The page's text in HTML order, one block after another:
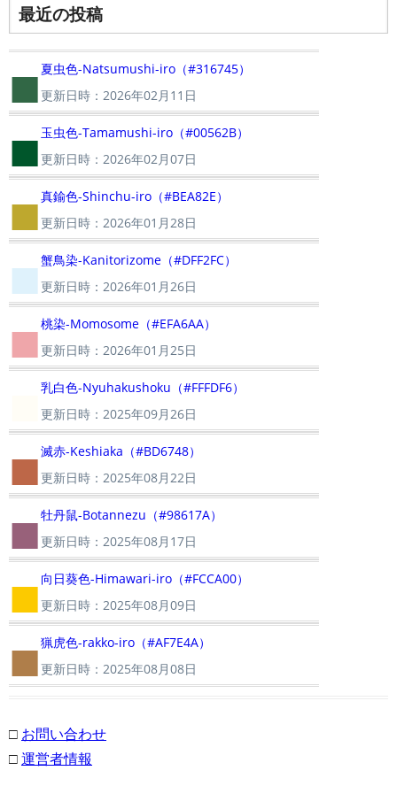
最近の投稿
■ 夏虫色-Natsumushi-iro（#316745）
更新日時：2026年02月11日
■ 玉虫色-Tamamushi-iro（#00562B）
更新日時：2026年02月07日
■真鍮色-Shinchu-iro（#BEA82E）
更新日時：2026年01月28日
■ 蟹鳥染-Kanitorizome（#DFF2FC）
更新日時：2026年01月26日
■桃染-Momosome（#EFA6AA）
更新日時：2026年01月25日
乳白色-Nyuhakushoku（#FFFDF6）
更新日時：2025年09月26日
■滅赤-Keshiaka（#BD6748）
更新日時：2025年08月22日
■牡丹鼠-Botannezu（#98617A）
更新日時：2025年08月17日
■ 向日葵色-Himawari-iro（#FCCA00）
更新日時：2025年08月09日
■猟虎色-rakko-iro（#AF7E4A）
更新日時：2025年08月08日
□ お問い合わせ
□運営者情報